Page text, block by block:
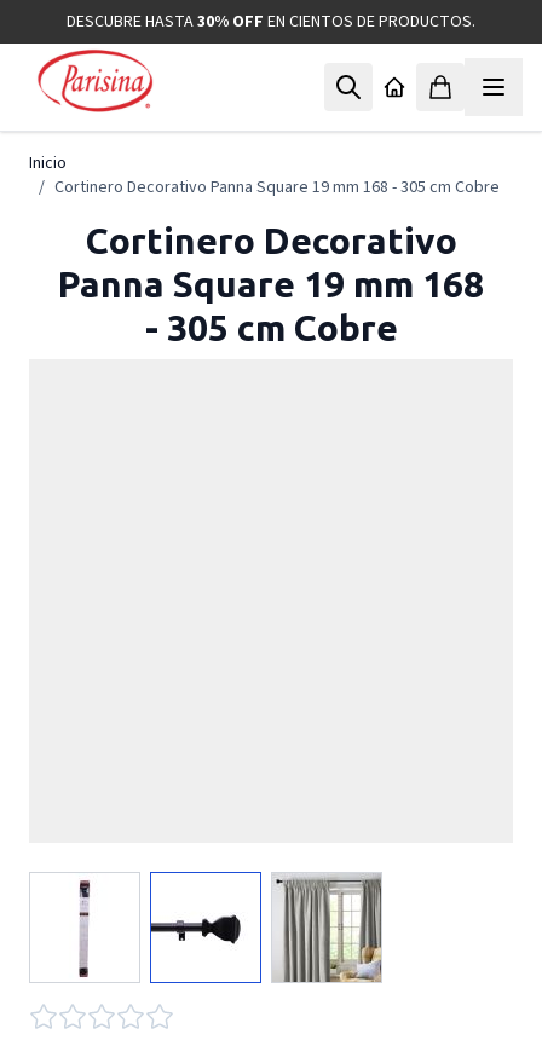
Ir al contenidoDESCUBRE HASTA30% OFF EN CIENTOS DE PRODUCTOS.
Inicio
/ Cortinero Decorativo Panna Square 19 mm 168 - 305 cm Cobre
Cortinero Decorativo
Panna Square 19 mm 168
- 305 cm Cobre
View larger imageView larger imageView larger image